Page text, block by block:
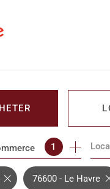
PRO DE
1
76600 - Le Havre